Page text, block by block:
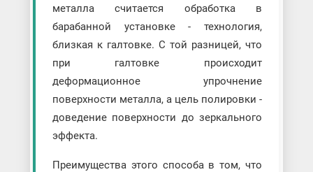
металла считается обработка в
барабанной установке - технология,
близкая к галтовке. С той разницей, что
при галтовке происходит
деформационное упрочнение
поверхности металла, а цель полировки -
доведение поверхности до зеркального
эффекта.
Преимущества этого способа в том, что